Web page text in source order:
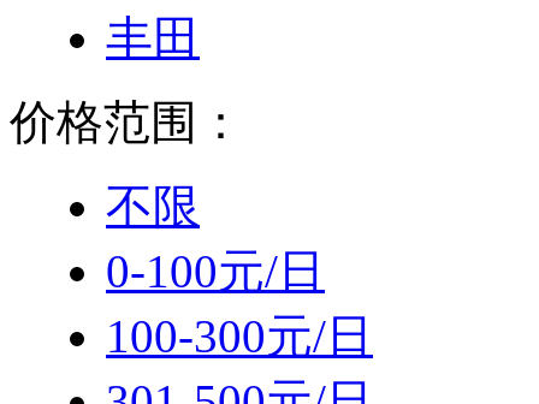
丰田
价格范围：
不限
0-100元/日
100-300元/日